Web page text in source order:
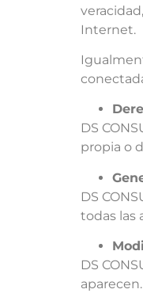
Internet.
DS
propia o
DS
todas las
DS
aparecen.